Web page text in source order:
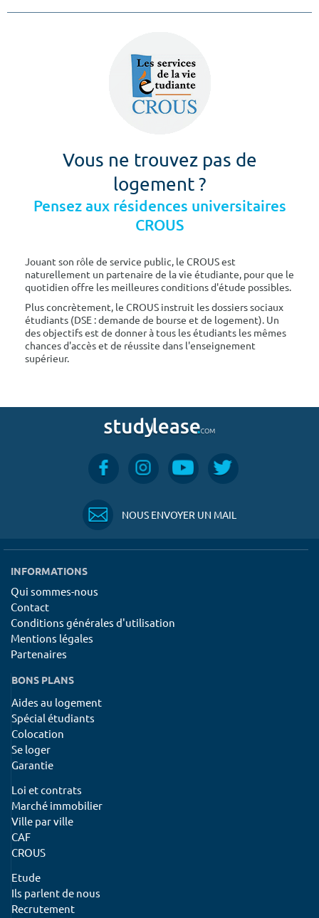
Vous ne trouvez pas de
logement ?
Pensez aux résidences universitaires
CROUS
Jouant son rôle de service public, le CROUS est
naturellement un partenaire de la vie étudiante, pour que le
quotidien offre les meilleures conditions d'étude possibles.
Plus concrètement, le CROUS instruit les dossiers sociaux
étudiants (DSE : demande de bourse et de logement). Un
des objectifs est de donner à tous les étudiants les mêmes
chances d'accès et de réussite dans l'enseignement
supérieur.
NOUS ENVOYER UN MAIL
INFORMATIONS
Qui sommes-nous
Contact
Conditions générales d'utilisation
Mentions légales
Partenaires
BONS PLANS
Aides au logement
Spécial étudiants
Colocation
Se loger
Garantie
Loi et contrats
Marché immobilier
Ville par ville
CAF
CROUS
Etude
Ils parlent de nous
Recrutement